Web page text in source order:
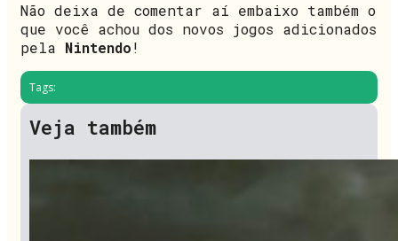
Não deixa de comentar aí embaixo também o
que você achou dos novos jogos adicionados
pela Nintendo!
Tags:
Veja também